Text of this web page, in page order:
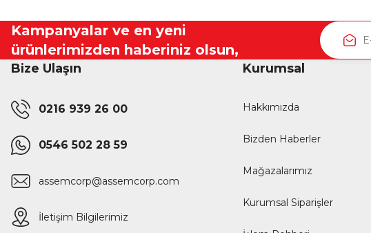
Kampanyalar ve en yeni
ürünlerimizden haberiniz olsun,
Bize Ulaşın
0216 939 26 00
0546 502 28 59
assemcorp@assemcorp.com
İletişim Bilgilerimiz
Kurumsal
Hakkımızda
Bizden Haberler
Mağazalarımız
Kurumsal Siparişler